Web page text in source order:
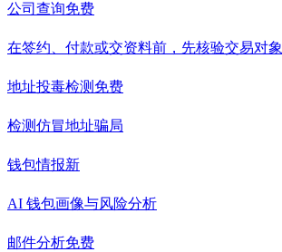
公司查询免费
在签约、付款或交资料前，先核验交易对象
地址投毒检测 免费
检测仿冒地址骗局
钱包情报新
AI 钱包画像与风险分析
邮件分析免费